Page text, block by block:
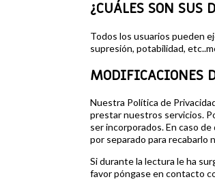
¿CUÁLES SON SUS
Todos los usuarios pueden
supresión, potabilidad,
MODIFICACIONES
Nuestra Política de
prestar nuestros servicios.
ser incorporados. En caso
por separado para recabarlo
Si durante la lectura le ha
favor póngase en contacto